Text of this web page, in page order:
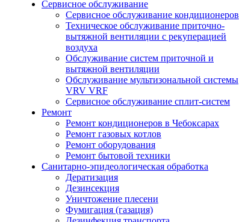
Сервисное обслуживание
Сервисное обслуживание кондиционеров
Техническое обслуживание приточно-
вытяжной вентиляции с рекуперацией
воздуха
Обслуживание систем приточной и
вытяжной вентиляции
Обслуживание мультизональной системы
VRV VRF
Сервисное обслуживание сплит-систем
Ремонт
Ремонт кондиционеров в Чебоксарах
Ремонт газовых котлов
Ремонт оборудования
Ремонт бытовой техники
Санитарно-эпидеологическая обработка
Дератизация
Дезинсекция
Уничтожение плесени
Фумигация (газация)